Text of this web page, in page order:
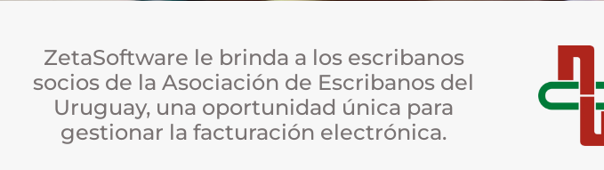
ZetaSoftware le brinda a los escribanos
socios de la Asociación de Escribanos del
Uruguay, una oportunidad única para
gestionar la facturación electrónica.